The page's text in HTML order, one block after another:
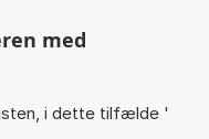
med
i dette tilfælde '